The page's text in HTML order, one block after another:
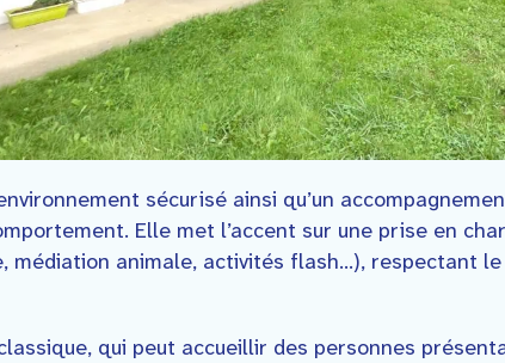
sécurisé ainsi qu’un
Elle met l’accent sur une prise en
médiation animale, activités flash…), respectant
qui peut accueillir des personnes